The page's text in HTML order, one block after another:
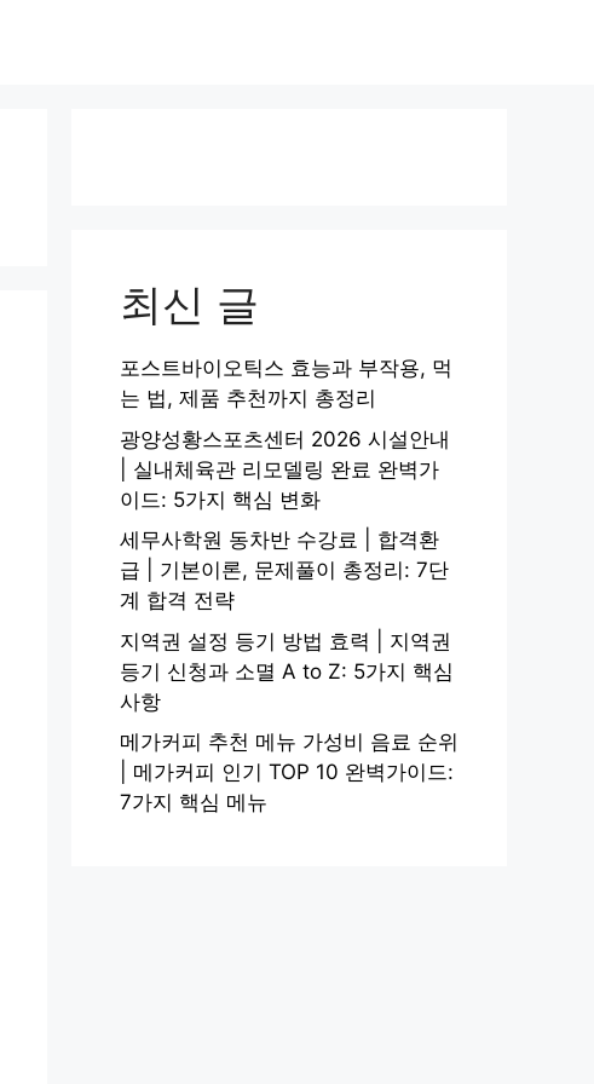
최신 글
포스트바이오틱스 효능과 부작용, 먹
는 법, 제품 추천까지 총정리
광양성황스포츠센터 2026 시설안내
| 실내체육관 리모델링 완료 완벽가
이드: 5가지 핵심 변화
세무사학원 동차반 수강료 | 합격환
급 | 기본이론, 문제풀이 총정리: 7단
계 합격 전략
지역권 설정 등기 방법 효력 | 지역권
등기 신청과 소멸 A to Z: 5가지 핵심
사항
메가커피 추천 메뉴 가성비 음료 순위
| 메가커피 인기 TOP 10 완벽가이드:
7가지 핵심 메뉴